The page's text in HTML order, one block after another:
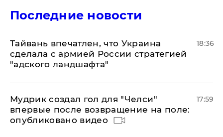
Последние новости
Тайвань впечатлен, что Украина
сделала с армией России стратегией
"адского ландшафта"
18:36
Мудрик создал гол для "Челси"
впервые после возвращение на поле:
опубликовано видео
17:59